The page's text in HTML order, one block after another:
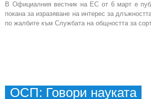
В Официалния вестник на ЕС от 6 март е
покана за изразяване на интерес за
по жалбите към Службата на общността за
ОСП: Говори науката